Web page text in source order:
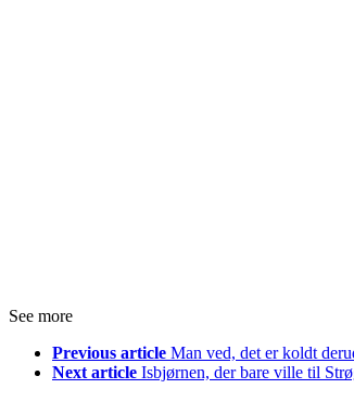
See more
Previous article Man ved, det er koldt
Next article Isbjørnen, der bare ville til